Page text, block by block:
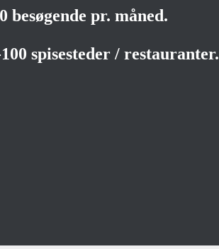
besøgende pr. måned.
spisesteder / restauranter.